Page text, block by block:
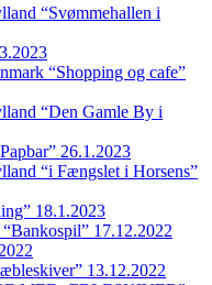
“Svømmehallen i
“Shopping og cafe”
“Den Gamle By i
26.1.2023
“i Fængslet i Horsens”
18.1.2023
17.12.2022
13.12.2022